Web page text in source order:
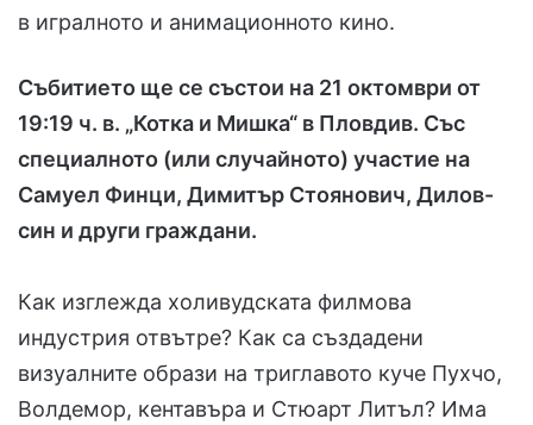
в игралното и анимационното кино.
Събитието ще се състои на 21 октомври от
19:19 ч. в. „Котка и Мишка“ в Пловдив. Със
специалното (или случайното) участие на
Самуел Финци, Димитър Стоянович, Дилов-
син и други граждани.
Как изглежда холивудската филмова
индустрия отвътре? Как са създадени
визуалните образи на триглавото куче Пухчо,
Волдемор, кентавъра и Стюарт Литъл? Има